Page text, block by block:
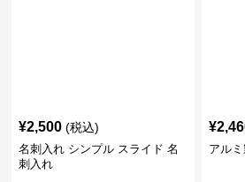
¥2,500 (税込)
名刺入れ シンプル スライド 名
刺入れ
¥
アル